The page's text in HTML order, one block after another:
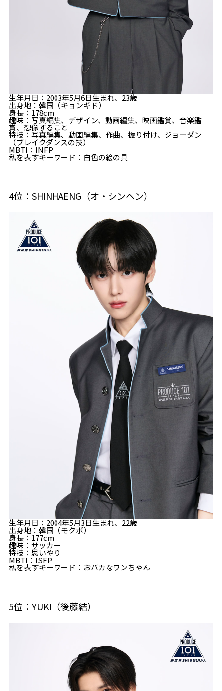
生年月日：2003年5月6日生まれ、23歳
出身地：韓国（キョンギド）
身長：178cm
趣味：写真編集、デザイン、動画編集、映画鑑賞、音楽鑑
賞、想像すること
特技：写真編集、動画編集、作曲、振り付け、ジョーダン
（ブレイクダンスの技）
MBTI：INFP
私を表すキーワード：白色の絵の具
4位：SHINHAENG（オ・シンヘン）
生年月日：2004年5月3日生まれ、22歳
出身地：韓国（モクポ）
身長：177cm
趣味：サッカー
特技：思いやり
MBTI：ISFP
私を表すキーワード：おバカなワンちゃん
5位：YUKI（後藤結）